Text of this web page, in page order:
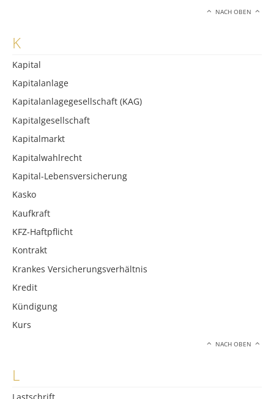
NACH OBEN
K
Kapital
Kapitalanlage
Kapitalanlagegesellschaft (KAG)
Kapitalgesellschaft
Kapitalmarkt
Kapitalwahlrecht
Kapital-Lebensversicherung
Kasko
Kaufkraft
KFZ-Haftpflicht
Kontrakt
Krankes Versicherungsverhältnis
Kredit
Kündigung
Kurs
NACH OBEN
L